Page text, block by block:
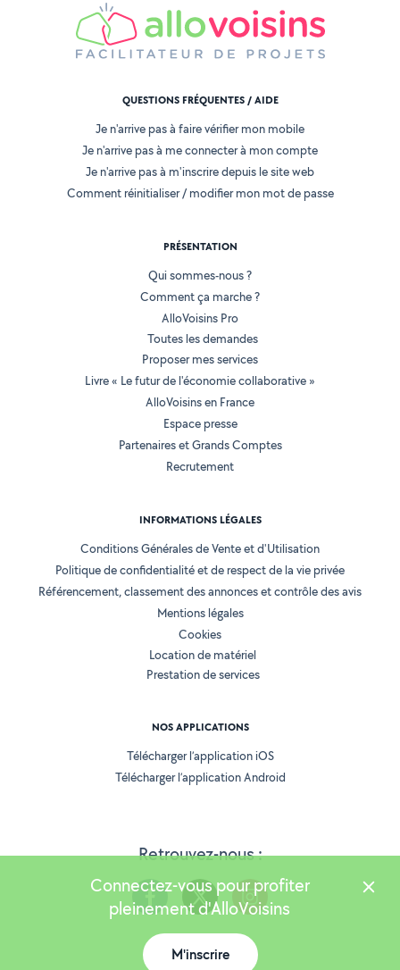
Retrouvez-nous :
QUESTIONS FRÉQUENTES / AIDE
Je n'arrive pas à faire vérifier mon mobile
Je n'arrive pas à me connecter à mon compte
Je n'arrive pas à m'inscrire depuis le site web
Comment réinitialiser / modifier mon mot de passe
PRÉSENTATION
Qui sommes-nous ?
Comment ça marche ?
AlloVoisins Pro
Toutes les demandes
Proposer mes services
Livre « Le futur de l'économie collaborative »
AlloVoisins en France
Espace presse
Partenaires et Grands Comptes
Recrutement
INFORMATIONS LÉGALES
Conditions Générales de Vente et d'Utilisation
Politique de confidentialité et de respect de la vie privée
Référencement, classement des annonces et contrôle des avis
Mentions légales
Cookies
Location de matériel
Prestation de services
NOS APPLICATIONS
Télécharger l’application iOS
Télécharger l’application Android
Version 25.5.3
Connectez-vous pour profiter
pleinement d'AlloVoisins
M'inscrire